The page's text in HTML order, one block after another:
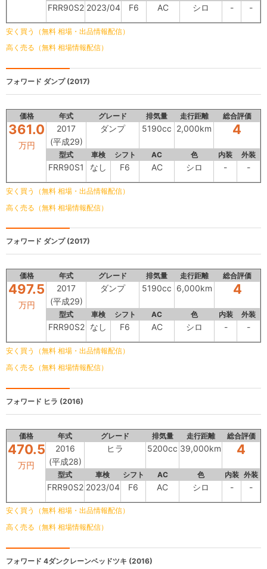
FRR90S2 2023/04 F6 AC シロ - -
安く買う（無料 相場・出品情報配信）
高く売る（無料 相場情報配信）
フォワード ダンプ (2017)
価格 年式 グレード 排気量 走行距離 総合評価
361.0
万円
2017
(平成29)
ダンプ 5190cc 2,000km 4
型式 車検 シフト AC 色 内装 外装
FRR90S1 なし F6 AC シロ - -
安く買う（無料 相場・出品情報配信）
高く売る（無料 相場情報配信）
フォワード ダンプ (2017)
価格 年式 グレード 排気量 走行距離 総合評価
497.5
万円
2017
(平成29)
ダンプ 5190cc 6,000km 4
型式 車検 シフト AC 色 内装 外装
FRR90S2 なし F6 AC シロ - -
安く買う（無料 相場・出品情報配信）
高く売る（無料 相場情報配信）
フォワード ヒラ (2016)
価格 年式 グレード 排気量 走行距離 総合評価
470.5
万円
2016
(平成28)
ヒラ 5200cc 39,000km 4
型式 車検 シフト AC 色 内装 外装
FRR90S2 2023/04 F6 AC シロ - -
安く買う（無料 相場・出品情報配信）
高く売る（無料 相場情報配信）
フォワード 4ダンクレーンベッドツキ (2016)